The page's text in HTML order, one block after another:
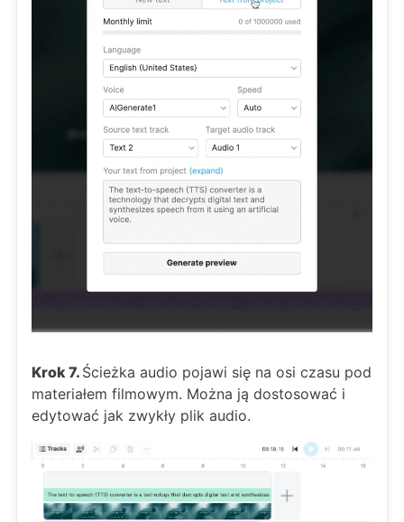
Krok 7. Ścieżka audio pojawi się na osi czasu pod
materiałem filmowym. Można ją dostosować i
edytować jak zwykły plik audio.